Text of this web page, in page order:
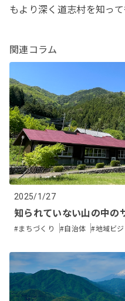
もより深く道志村を知って
関連コラム
2025/1/27
知られていない山の中の
#まちづくり #自治体 #地域ビジ